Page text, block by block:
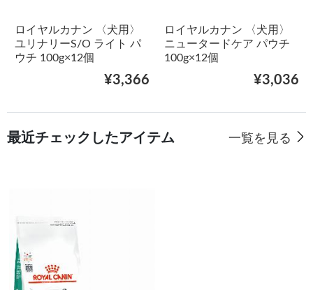
ロイヤルカナン 〈犬用〉
ユリナリーS/O ライト パ
ウチ 100g×12個
¥3,366
ロイヤルカナン 〈犬用〉
ニュータードケア パウチ
100g×12個
¥3,036
最近チェックしたアイテム 一覧を見る